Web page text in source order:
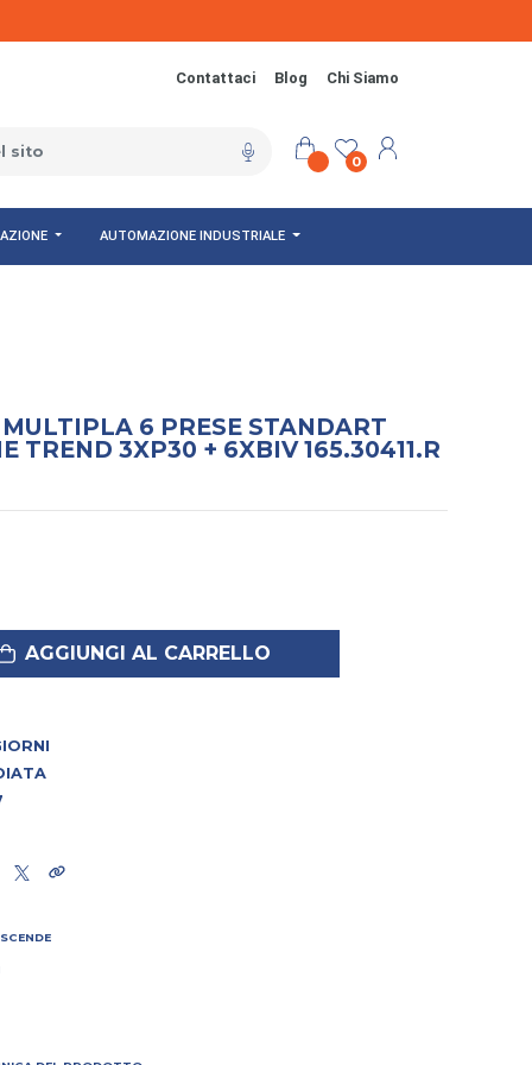
Contattaci Blog Chi Siamo
0
AUTOMAZIONE INDUSTRIALE
6 PRESE STANDART
TREND 3XP30 + 6XBIV 165.30411.R
AGGIUNGI AL CARRELLO